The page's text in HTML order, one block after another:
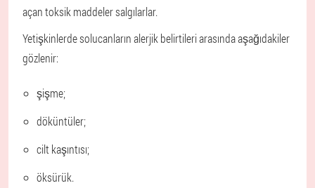
açan toksik maddeler salgılarlar.
Yetişkinlerde solucanların alerjik belirtileri arasında aşağıdakiler
gözlenir:
şişme;
döküntüler;
cilt kaşıntısı;
öksürük.